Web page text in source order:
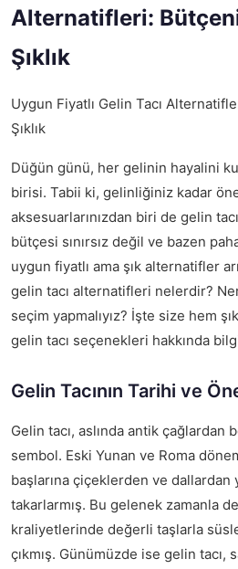
Alternatifleri:
Şıklık
Uygun Fiyatlı Gelin Tacı
Şıklık
Düğün günü, her gelinin hayalini
birisi. Tabii ki, gelinliğiniz kadar
aksesuarlarınızdan biri de gelin
bütçesi sınırsız değil ve bazen
uygun fiyatlı ama şık alternatifler
gelin tacı alternatifleri nelerdir?
seçim yapmalıyız? İşte size hem
gelin tacı seçenekleri hakkında
Gelin Tacının Tarihi ve
Gelin tacı, aslında antik çağlardan
sembol. Eski Yunan ve Roma
başlarına çiçeklerden ve dallardan
takarlarmış. Bu gelenek zamanla
kraliyetlerinde değerli taşlarla
çıkmış. Günümüzde ise gelin tacı,